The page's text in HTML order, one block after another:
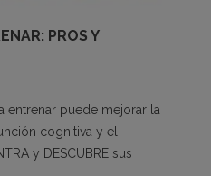
PROS Y
entrenar puede mejorar la
cognitiva y el
y DESCUBRE sus